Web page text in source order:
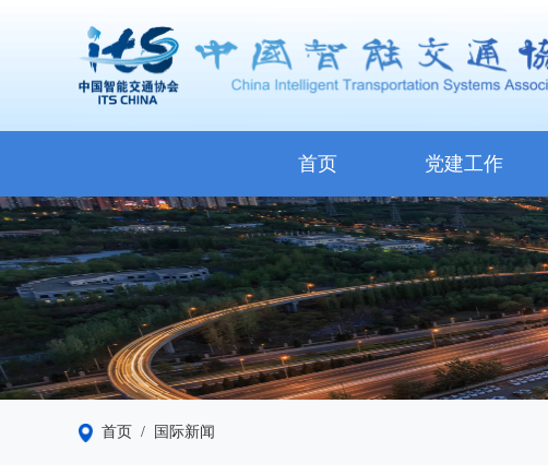
首页 党建工作
首页 / 国际新闻